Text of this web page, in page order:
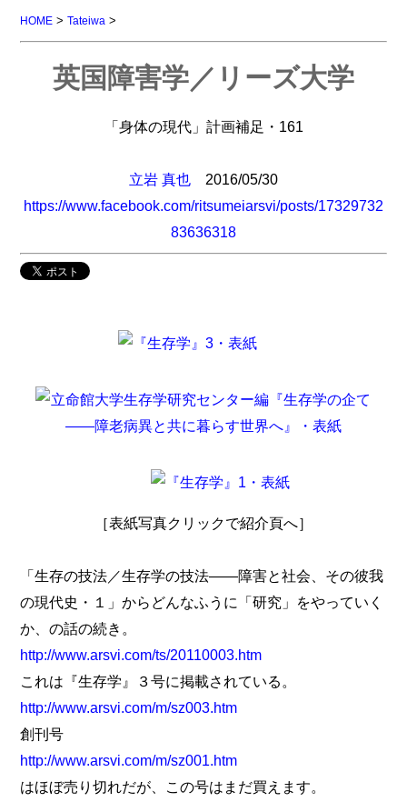
HOME >Tateiwa >
英国障害学／リーズ大学
「身体の現代」計画補足・161
立岩 真也 2016/05/30
https://www.facebook.com/ritsumeiarsvi/posts/17329732
83636318
［表紙写真クリックで紹介頁へ］
「生存の技法／生存学の技法――障害と社会、その彼我
の現代史・１」からどんなふうに「研究」をやっていく
か、の話の続き。
http://www.arsvi.com/ts/20110003.htm
これは『生存学』３号に掲載されている。
http://www.arsvi.com/m/sz003.htm
創刊号
http://www.arsvi.com/m/sz001.htm
はほぼ売り切れだが、この号はまだ買えます。